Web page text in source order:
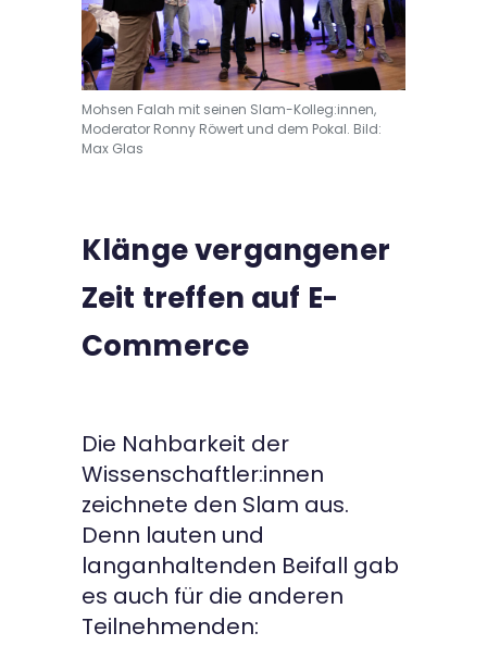
Mohsen Falah mit seinen Slam-Kolleg:innen,
Moderator Ronny Röwert und dem Pokal. Bild:
Max Glas
Klänge vergangener
Zeit treffen auf E-
Commerce
Die Nahbarkeit der
Wissenschaftler:innen
zeichnete den Slam aus.
Denn lauten und
langanhaltenden Beifall gab
es auch für die anderen
Teilnehmenden: